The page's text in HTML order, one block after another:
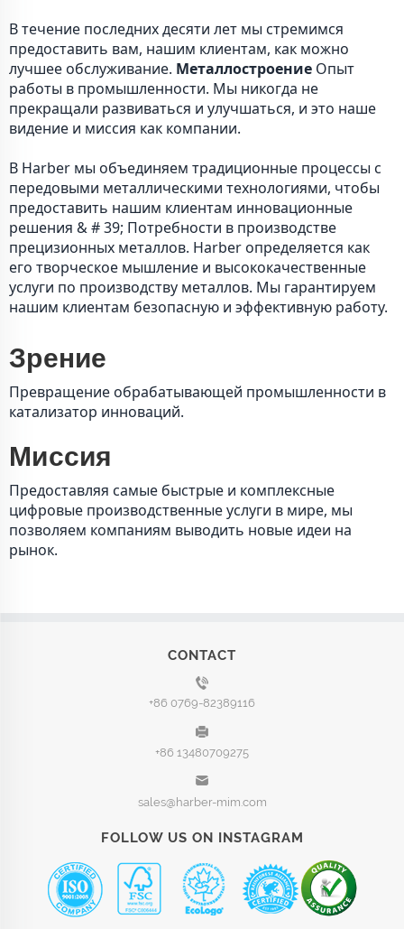
В течение последних десяти лет мы стремимся
предоставить вам, нашим клиентам, как можно
лучшее обслуживание. Металлостроение Опыт
работы в промышленности. Мы никогда не
прекращали развиваться и улучшаться, и это наше
видение и миссия как компании.
В Harber мы объединяем традиционные процессы с
передовыми металлическими технологиями, чтобы
предоставить нашим клиентам инновационные
решения & # 39; Потребности в производстве
прецизионных металлов. Harber определяется как
его творческое мышление и высококачественные
услуги по производству металлов. Мы гарантируем
нашим клиентам безопасную и эффективную работу.
Зрение
Превращение обрабатывающей промышленности в
катализатор инноваций.
Миссия
Предоставляя самые быстрые и комплексные
цифровые производственные услуги в мире, мы
позволяем компаниям выводить новые идеи на
рынок.
CONTACT
+86 0769-82389116
+86 13480709275
sales@harber-mim.com
FOLLOW US ON INSTAGRAM